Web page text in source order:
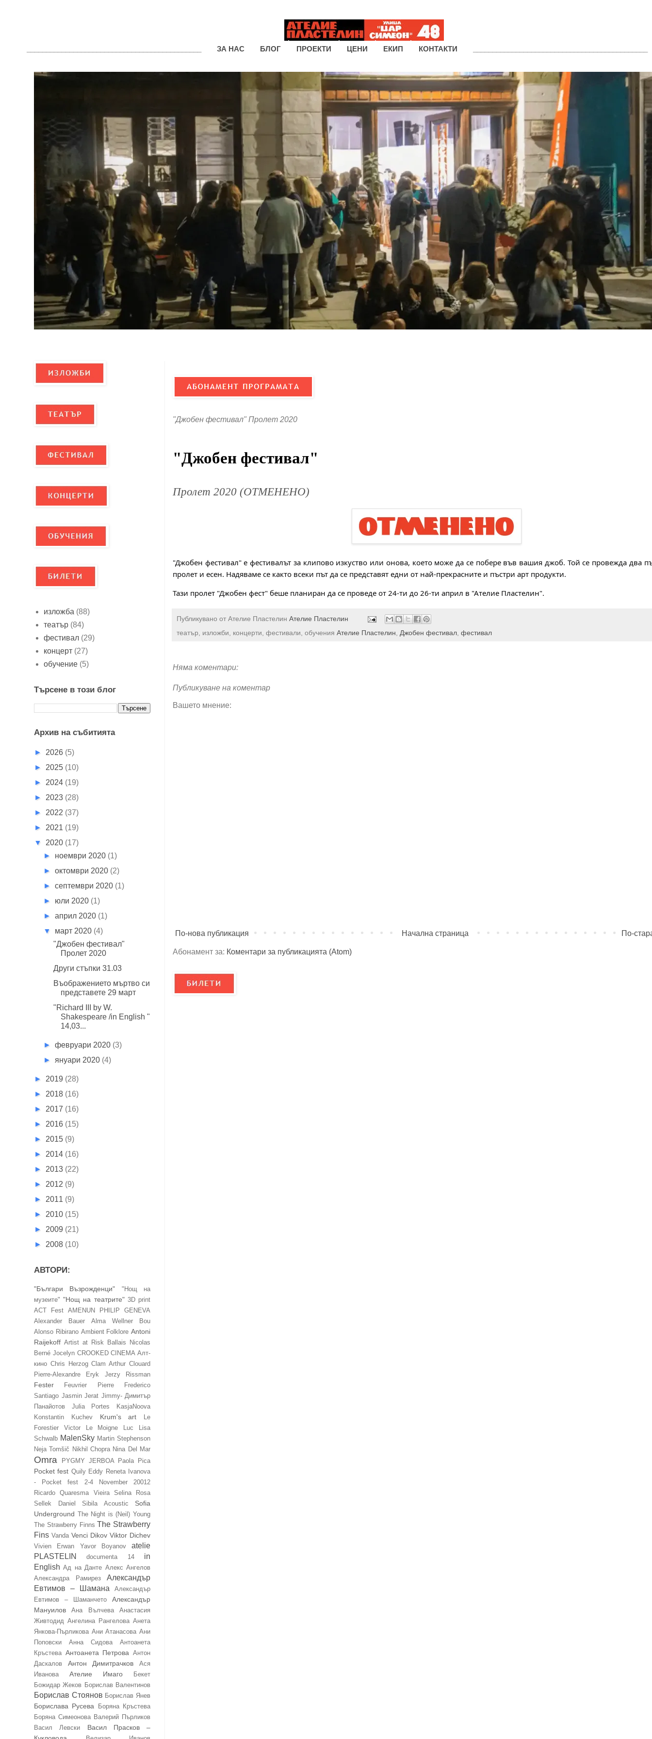
ЗА НАС БЛОГ ПРОЕКТИ ЦЕНИ ЕКИП КОНТАКТИ
"Джобен фестивал" Пролет 2020
"Джобен фестивал"
Пролет 2020 (ОТМЕНЕНО)
"Джобен фестивал" e фестивалът за клипово изкуство или онова, което може да се побере във вашия джоб. Той се провежда два
пролет и есен. Надяваме се както всеки път да се представят едни от най-прекрасните и пъстри арт продукти.
Тази пролет "Джобен фест" беше планиран да се проведе от 24-ти до 26-ти април в "Ателие Пластелин".
Публикувано от Ателие Пластелин Ателие Пластелин
театър, изложби, концерти, фестивали, обучения Ателие Пластелин, Джобен фестивал, фестивал
Няма коментари:
Публикуване на коментар
Вашето мнение:
По-нова публикация По-
Начална страница
Абонамент за: Коментари за публикацията (Atom)
изложба (88)
театър (84)
фестивал (29)
концерт (27)
обучение (5)
Търсене в този блог
Архив на събитията
► 2026 (5)
► 2025 (10)
► 2024 (19)
► 2023 (28)
► 2022 (37)
► 2021 (19)
▼ 2020 (17)
► ноември 2020 (1)
►октомври 2020 (2)
►септември 2020 (1)
► юли 2020 (1)
►април 2020 (1)
▼ март 2020 (4)
"Джобен фестивал"
Пролет 2020
Други стъпки 31.03
Въображението мъртво си
представете 29 март
"Richard III by W.
Shakespeare /in English "
14,03...
►февруари 2020 (3)
► януари 2020 (4)
► 2019 (28)
► 2018 (16)
► 2017 (16)
► 2016 (15)
► 2015 (9)
► 2014 (16)
► 2013 (22)
► 2012 (9)
► 2011 (9)
► 2010 (15)
► 2009 (21)
► 2008 (10)
АВТОРИ:
"Българи Възрожденци"
"Нощ на
музеите" "Нощ на театрите" 3D print
ACT Fest AMENUN PHILIP GENEVA
Alexander Bauer
Alma Wellner Bou
Alonso Ribirano Ambient Folklore Antoni
Raijekoff Artist at Risk
Ballais Nicolas
Berné Jocelyn CROOKED CINEMA Алт-
кино Chris Herzog Clam Arthur Clouard
Pierre-Alexandre
Eryk Jerzy Rissman
Fester Feuvrier Pierre
Frederico
Santiago Jasmin Jerat Jimmy- Димитър
Панайотов
Julia Portes
KasjaNoova
Konstantin Kuchev
Krum's art
Le
Forestier Victor
Le Moigne Luc
Lisa
Schwalb MalenSky Martin Stephenson
Neja Tomšič Nikhil Chopra Nina Del Mar
Omra PYGMY JERBOA Paola Pica
Pocket fest Quily Eddy Reneta Ivanova
- Pocket fest 2-4 November 20012
Ricardo Quaresma Vieira
Selina Rosa
Sellek Daniel
Sibila Acoustic
Sofia
Underground The Night is (Neil) Young
The Strawberry Finns The Strawberry
Fins Vanda Venci Dikov Viktor Dichev
Vivien Erwan Yavor Boyanov
atelie
PLASTELIN
documenta 14
in
English Ад на Данте Алекс Ангелов
Александра Рамирез
Александър
Евтимов – Шамана
Александър
Евтимов – Шаманчето
Александър
Мануилов
Ана Вълчева
Анастасия
Живтодид Ангелина Рангелова Анета
Янкова-Пърликова Ани Атанасова Ани
Поповски
Анна Сидова
Антоанета
Кръстева Антоанета Петрова
Антон
Даскалов
Антон Димитрачков
Ася
Иванова
Ателие Имаго
Бекет
Божидар Жеков Борислав Валентинов
Борислав Стоянов Борислав Янев
Борислава Русева
Боряна Кръстева
Боряна Симеонова Валерий Пърликов
Васил Левски
Васил Прасков –